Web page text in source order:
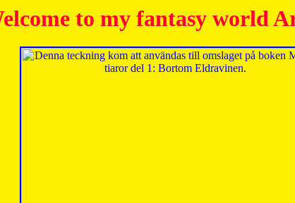
to my fantasy world